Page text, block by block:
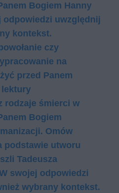
Bogiem Hanny
odpowiedzi uwzględnij
kontekst.
czy
na
przed Panem
rodzaje śmierci w
Bogiem
Omów
podstawie utworu
Tadeusza
swojej odpowiedzi
wybrany kontekst.